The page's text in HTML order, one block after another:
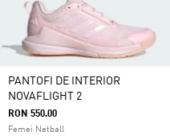
PANTOFI DE INTERIOR
NOVAFLIGHT 2
RON 550.00
Femei Netball